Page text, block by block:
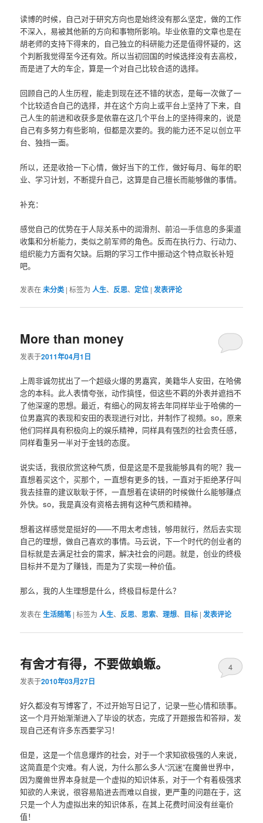
读博的时候，自己对于研究方向也是始终没有那么坚定，做的工作
不深入，易被其他新的方向和事物所影响。毕业依靠的文章也是在
胡老师的支持下得来的，自己独立的科研能力还是值得怀疑的，这
个判断我觉得至今还有效。所以当初回国的时候选择没有去高校，
而是进了大的车企，算是一个对自己比较合适的选择。
回顾自己的人生历程，能走到现在还不错的状态，是每一次做了一
个比较适合自己的选择，并在这个方向上或平台上坚持了下来，自
己人生的前进和收获多是依靠在这几个平台上的坚持得来的，说是
自己有多努力有些影响，但都是次要的。我的能力还不足以创立平
台、独挡一面。
所以，还是收拾一下心情，做好当下的工作，做好每月、每年的职
业、学习计划，不断提升自己，这算是自己擅长而能够做的事情。
补充：
感觉自己的优势在于人际关系中的润滑剂、前沿一手信息的多渠道
收集和分析能力，类似之前军师的角色。反而在执行力、行动力、
组织能力方面有欠缺。后期的学习工作中振动这个特点取长补短
吧。
发表在未分类 |标签为 人生、 反思、 定位 |发表评论
More than money
发表于2011年04月1日
上周非诚勿扰出了一个超级火爆的男嘉宾，美籍华人安田，在哈佛
念的本科。此人表情夸张，动作搞怪，但这些不羁的外表并遮挡不
了他深邃的思想。最近，有细心的网友将去年同样毕业于哈佛的一
位男嘉宾的表现和安田的表现进行对比，并制作了视频。so，原来
他们同样具有积极向上的娱乐精神，同样具有强烈的社会责任感，
同样看重另一半对于金钱的态度。
说实话，我很欣赏这种气质，但是这是不是我能够具有的呢？我一
直想着买这个，买那个，一直想有更多的钱，一直对于拒绝茅仔叫
我去挂靠的建议耿耿于怀，一直想着在读研的时候做什么能够赚点
外快。so，我是真没有资格去拥有这种气质和精神。
想着这样感觉是挺好的——不用太考虑钱，够用就行，然后去实现
自己的理想，做自己喜欢的事情。马云说，下一个时代的创业者的
目标就是去满足社会的需求，解决社会的问题。就是，创业的终极
目标并不是为了赚钱，而是为了实现一种价值。
那么，我的人生理想是什么，终极目标是什么？
发表在生活随笔 |标签为 人生、反思、思索、理想、 目标 |发表评论
有舍才有得，不要做蝜蝂。
发表于2010年03月27日
4
好久都没有写博客了，不过开始写日记了，记录一些心情和琐事。
这一个月开始渐渐进入了毕设的状态，完成了开题报告和答辩，发
现自己还有许多东西要学习！
但是，这是一个信息爆炸的社会，对于一个求知欲极强的人来说，
这简直是个灾难。有人说，为什么那么多人“沉迷”在魔兽世界中，
因为魔兽世界本身就是一个虚拟的知识体系，对于一个有着极强求
知欲的人来说，很容易陷进去而难以自拔，更严重的问题在于，这
只是一个人为虚拟出来的知识体系，在其上花费时间没有丝毫价
值！